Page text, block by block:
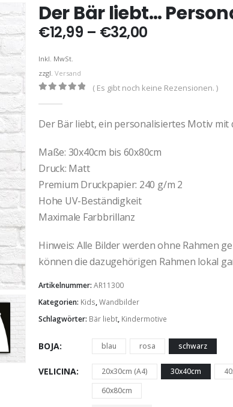
Der Bär liebt…
€12,99 – €32,00Preisspanne:
Inkl. MwSt.
zzgl. Versand
( Es gibt noch keine Rezensionen. )
Der Bär liebt, ein personalisiertes Motiv mit
Maße: 30x40cm bis 60x80cm
Druck: Matt
Premium Druckpapier: 240 g/m 2
Hohe UV-Beständigkeit
Maximale Farbbrillanz
Hinweis: Alle Bilder werden ohne Rahmen
können die dazugehörigen Rahmen lokal
Artikelnummer: AR11300
Kategorien: Kids,Wandbilder
Schlagwörter: Bär liebt, Kindermotive
BOJA blau rosa schwarz
VELICINA 20x30cm (A4) 30x40cm
60x80cm